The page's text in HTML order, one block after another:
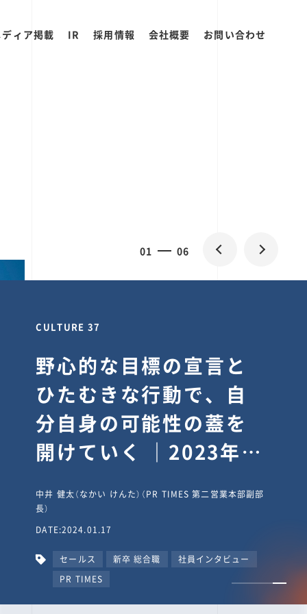
ィア掲載 IR 採用情報 会社概要 お問い合わせ
01 06